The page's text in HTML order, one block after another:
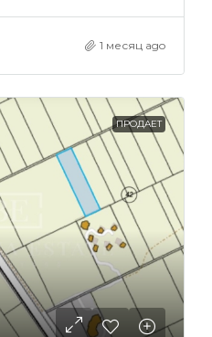
1 месяц ago
ПРОДАЕТ